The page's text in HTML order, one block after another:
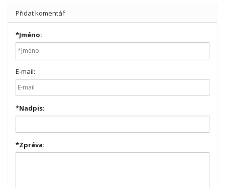
Přidat komentář
*Jméno:
E-mail:
*Nadpis:
*Zpráva: